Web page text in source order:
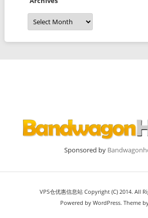
Archives
Sponsored by
VPS仓优惠信息站 Copyright (C) 2014. All
Powered by WordPress. Theme